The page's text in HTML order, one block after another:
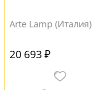
Arte Lamp (Италия)
20 693 ₽